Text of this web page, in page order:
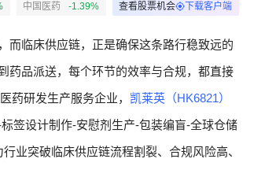
中国医药 -1.39% 查看股票机会 下载客户端
而临床供应链，正是确保这条路行稳致远的
品派送，每个环节的效率与合规，都直接
药研发生产服务企业， 凯莱英（HK6821）
签设计制作-安慰剂生产-包装编盲-全球仓储
业突破临床供应链流程割裂、合规风险高、